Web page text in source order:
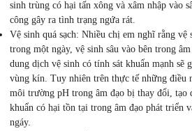
sinh trùng có hại tấn xông và xâm nhập vào
công gây ra tình trạng ngứa rát.
Vệ sinh quá sạch: Nhiều chị em nghĩ rằng
trong một ngày, vệ sinh sâu vào bên trong
dung dịch vệ sinh có tính sát khuẩn mạnh sẽ
vùng kín. Tuy nhiên trên thực tế những điều
môi trường pH trong âm đạo bị thay đổi, tạo
khuẩn có hại tồn tại trong âm đạo phát triển
ngáy.